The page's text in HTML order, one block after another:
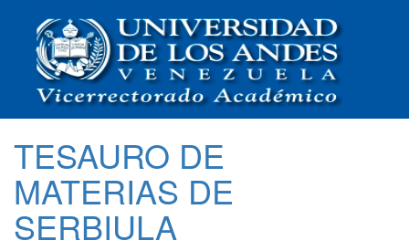
TESAURO DE
MATERIAS DE
SERBIULA